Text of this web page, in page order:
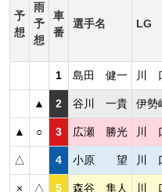
予
想
雨
予
想
車
番
選手名 LG
1 島田 健一 川
▲ 2 谷川 一貴 伊勢
▲ ○ 3 広瀬 勝光 川
△ 4 小原 望 川
× △ 5 森谷 隼人 川